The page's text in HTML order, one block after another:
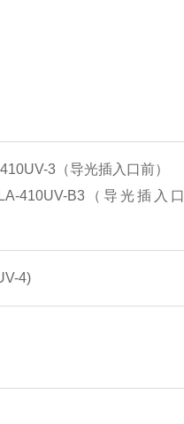
3（导光插入口前）
410UV-B3（导光插入口
4)